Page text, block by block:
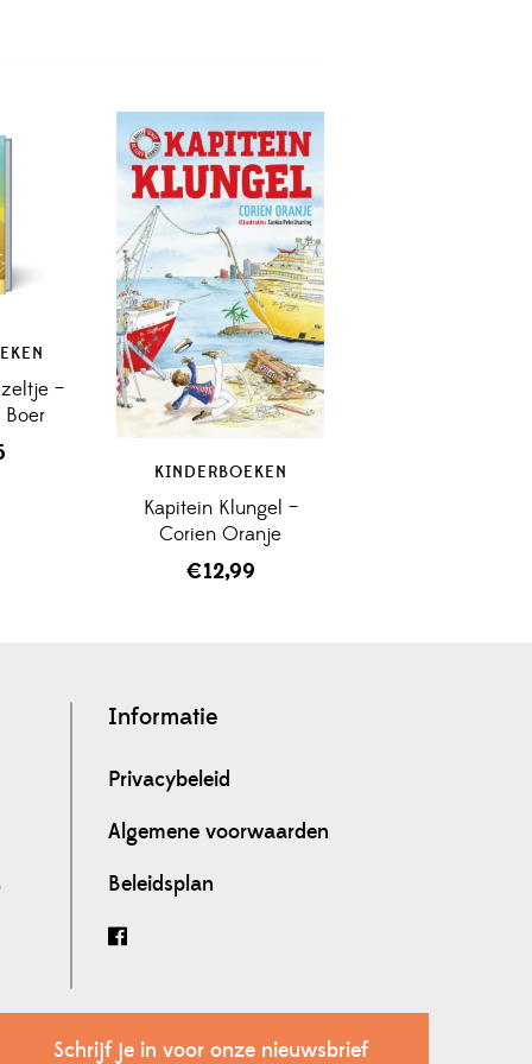
–
KINDERBOEKEN
Kapitein Klungel –
Corien Oranje
€12,99
Informatie
Privacybeleid
Algemene voorwaarden
Beleidsplan
Schrijf je in voor onze nieuwsbrief